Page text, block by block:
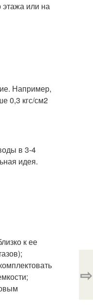
или на
Например,
0,3 кгс/см2
в 3-4
идея.
к ее
⇨